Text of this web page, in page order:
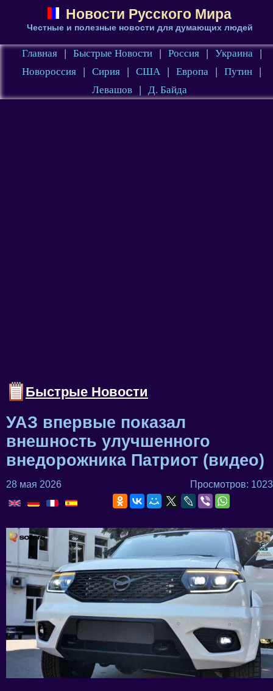
Новости Русского Мира
Честные и полезные новости для думающих людей
Главная | Быстрые Новости | Россия | Украина
|
Новороссия
| Сирия | США | Европа | Путин
|
Левашов
| Д. Байда
Быстрые Новости
УАЗ впервые показал
внешность улучшенного
внедорожника Патриот (видео)
28 мая 2026 Просмотров: 1023